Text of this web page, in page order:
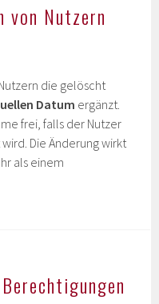
von Nutzern
die gelöscht
Datum ergänzt.
frei, falls der Nutzer
Die Änderung wirkt
als einem